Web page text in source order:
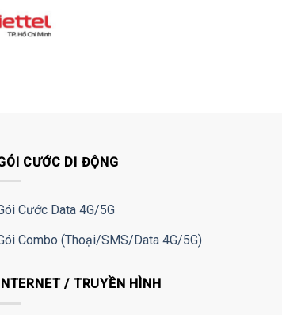
CƯỚC DI ĐỘNG
Cước Data 4G/5G
Combo (Thoại/SMS/Data 4G/5G)
INTERNET / TRUYỀN HÌNH